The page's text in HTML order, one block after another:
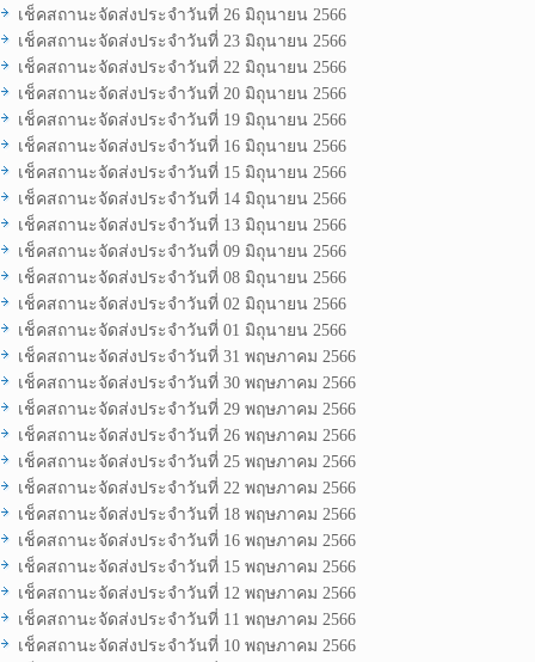
เช็คสถานะจัดส่งประจำวันที่ 26 มิถุนายน 2566
เช็คสถานะจัดส่งประจำวันที่ 23 มิถุนายน 2566
เช็คสถานะจัดส่งประจำวันที่ 22 มิถุนายน 2566
เช็คสถานะจัดส่งประจำวันที่ 20 มิถุนายน 2566
เช็คสถานะจัดส่งประจำวันที่ 19 มิถุนายน 2566
เช็คสถานะจัดส่งประจำวันที่ 16 มิถุนายน 2566
เช็คสถานะจัดส่งประจำวันที่ 15 มิถุนายน 2566
เช็คสถานะจัดส่งประจำวันที่ 14 มิถุนายน 2566
เช็คสถานะจัดส่งประจำวันที่ 13 มิถุนายน 2566
เช็คสถานะจัดส่งประจำวันที่ 09 มิถุนายน 2566
เช็คสถานะจัดส่งประจำวันที่ 08 มิถุนายน 2566
เช็คสถานะจัดส่งประจำวันที่ 02 มิถุนายน 2566
เช็คสถานะจัดส่งประจำวันที่ 01 มิถุนายน 2566
เช็คสถานะจัดส่งประจำวันที่ 31 พฤษภาคม 2566
เช็คสถานะจัดส่งประจำวันที่ 30 พฤษภาคม 2566
เช็คสถานะจัดส่งประจำวันที่ 29 พฤษภาคม 2566
เช็คสถานะจัดส่งประจำวันที่ 26 พฤษภาคม 2566
เช็คสถานะจัดส่งประจำวันที่ 25 พฤษภาคม 2566
เช็คสถานะจัดส่งประจำวันที่ 22 พฤษภาคม 2566
เช็คสถานะจัดส่งประจำวันที่ 18 พฤษภาคม 2566
เช็คสถานะจัดส่งประจำวันที่ 16 พฤษภาคม 2566
เช็คสถานะจัดส่งประจำวันที่ 15 พฤษภาคม 2566
เช็คสถานะจัดส่งประจำวันที่ 12 พฤษภาคม 2566
เช็คสถานะจัดส่งประจำวันที่ 11 พฤษภาคม 2566
เช็คสถานะจัดส่งประจำวันที่ 10 พฤษภาคม 2566